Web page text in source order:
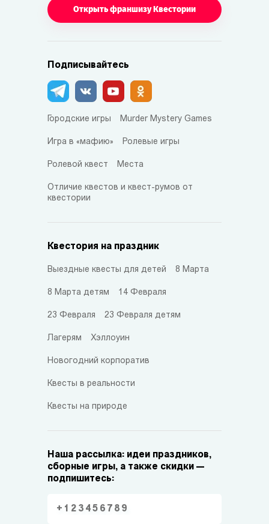
Открыть франшизу Квестории
Подписывайтесь
Городские игры Murder Mystery Games
Игра в «мафию» Ролевые игры
Ролевой квест Места
Отличие квестов и квест-румов от
квестории
Квестория на праздник
Выездные квесты для детей 8 Марта
8 Марта детям 14 Февраля
23 Февраля 23 Февраля детям
Лагерям Хэллоуин
Новогодний корпоратив
Квесты в реальности
Квесты на природе
Наша рассылка: идеи праздников,
сборные игры, а также скидки —
подпишитесь: